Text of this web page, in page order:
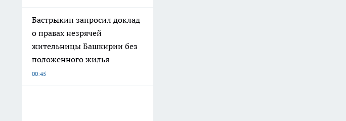
Бастрыкин запросил доклад
о правах незрячей
жительницы Башкирии без
положенного жилья
00:45